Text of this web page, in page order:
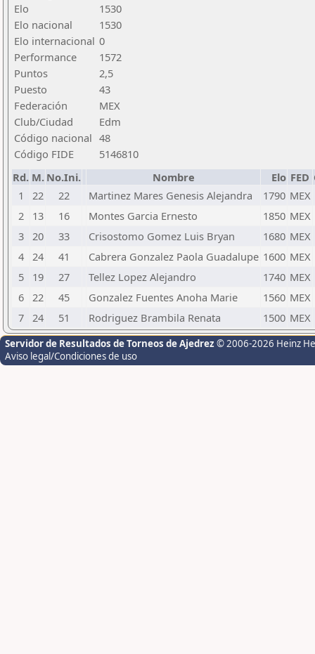
Elo
1530
Elo nacional
1530
Elo internacional 0
Performance
1572
Puntos
2,5
Puesto
43
Federación
MEX
Club/Ciudad
Edm
Código nacional 48
Código FIDE
5146810
Rd. M. No.Ini. Nombre Elo FED
1
22 22 Martinez Mares Genesis Alejandra 1790 MEX
2
13 16 Montes Garcia Ernesto 1850 MEX
3 20 33 Crisostomo Gomez Luis Bryan 1680 MEX
4 24 41 Cabrera Gonzalez Paola Guadalupe 1600 MEX
5
19 27 Tellez Lopez Alejandro 1740 MEX
6 22 45 Gonzalez Fuentes Anoha Marie 1560 MEX
7 24 51 Rodriguez Brambila Renata 1500 MEX
Servidor de Resultados de Torneos de Ajedrez © 2006-2026 Heinz
Aviso legal/Condiciones de uso